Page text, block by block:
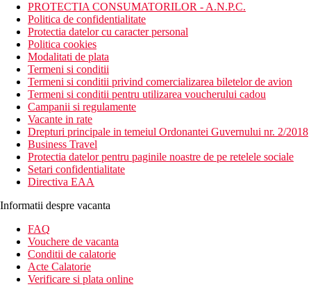
PROTECTIA CONSUMATORILOR - A.N.P.C.
Politica de confidentialitate
Protectia datelor cu caracter personal
Politica cookies
Modalitati de plata
Termeni si conditii
Termeni si conditii privind comercializarea biletelor de avion
Termeni si conditii pentru utilizarea voucherului cadou
Campanii si regulamente
Vacante in rate
Drepturi principale in temeiul Ordonantei Guvernului nr. 2/2018
Business Travel
Protectia datelor pentru paginile noastre de pe retelele sociale
Setari confidentialitate
Directiva EAA
Informatii despre vacanta
FAQ
Vouchere de vacanta
Conditii de calatorie
Acte Calatorie
Verificare si plata online